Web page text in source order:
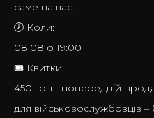
саме на вас.
🕖 Коли:
08.08 о 19:00
🎟️ Квитки:
450 грн - попередній
для військовослужбовців